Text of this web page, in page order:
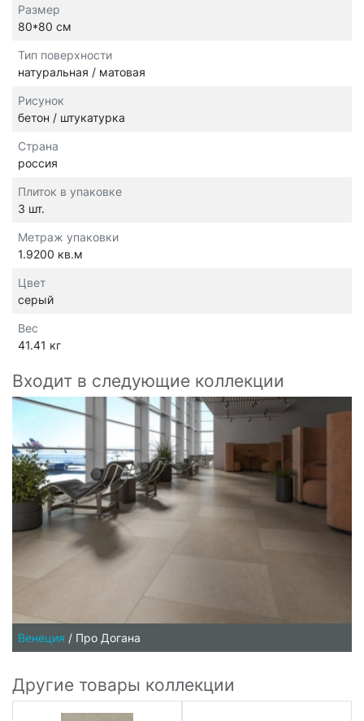
Размер
80*80 см
Тип поверхности
натуральная / матовая
Рисунок
бетон / штукатурка
Страна
россия
Плиток в упаковке
3 шт.
Метраж упаковки
1.9200 кв.м
Цвет
серый
Вес
41.41 кг
Входит в следующие коллекции
Венеция / Про Догана
Другие товары коллекции